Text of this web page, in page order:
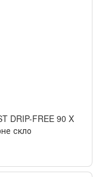
DRIP-FREE 90 X
скло